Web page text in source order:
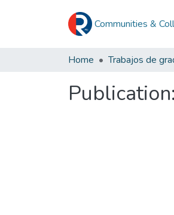
Communities &
Home Trabajos de
Publication: